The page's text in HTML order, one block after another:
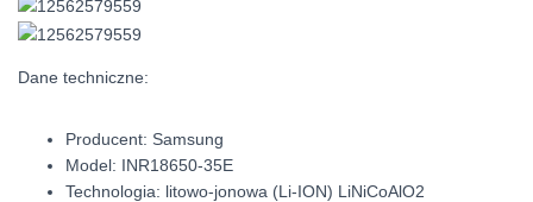
Dane techniczne:
Producent: Samsung
Model: INR18650-35E
Technologia: litowo-jonowa (Li-ION) LiNiCoAlO2